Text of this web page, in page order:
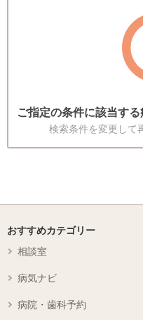
ご指定の条件に該当す
検索条件を変更して
おすすめカテゴリー
相談室
病気ナビ
病院・歯科予約